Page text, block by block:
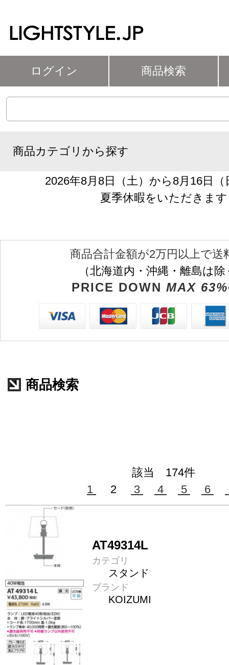
ログイン 商品検索
商品カテゴリから探す
2026年8月8日（土）から8月16日
夏季休暇をいただきます
商品合計金額が2万円以上で送
（北海道内・沖縄・離島は
PRICE DOWN MAX
商品検索
該当 174件
1
2 3 4 5 6
AT49314L
カテゴリ
スタンド
ブランド
KOIZUMI